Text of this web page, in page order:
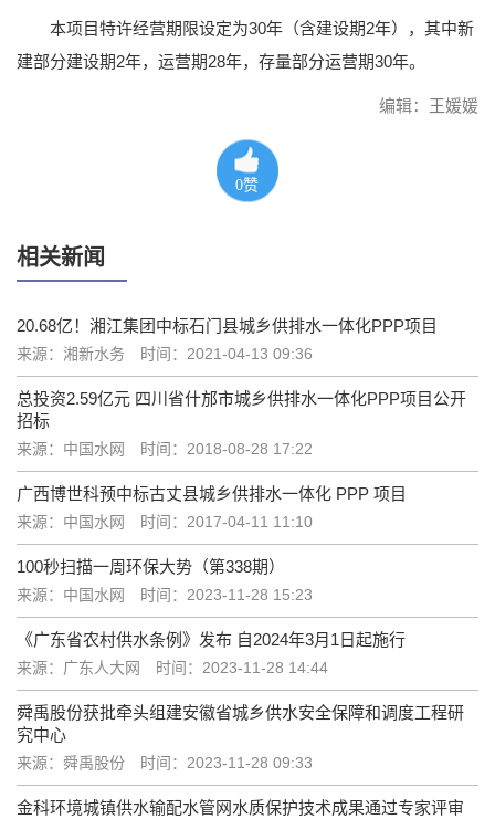
本项目特许经营期限设定为30年（含建设期2年），其中新
建部分建设期2年，运营期28年，存量部分运营期30年。
编辑：王媛媛
0赞
相关新闻
20.68亿！湘江集团中标石门县城乡供排水一体化PPP项目
来源：湘新水务 时间：2021-04-13 09:36
总投资2.59亿元 四川省什邡市城乡供排水一体化PPP项目公开
招标
来源：中国水网 时间：2018-08-28 17:22
广西博世科预中标古丈县城乡供排水一体化 PPP 项目
来源：中国水网 时间：2017-04-11 11:10
100秒扫描一周环保大势（第338期）
来源：中国水网 时间：2023-11-28 15:23
《广东省农村供水条例》发布 自2024年3月1日起施行
来源：广东人大网 时间：2023-11-28 14:44
舜禹股份获批牵头组建安徽省城乡供水安全保障和调度工程研
究中心
来源：舜禹股份 时间：2023-11-28 09:33
金科环境城镇供水输配水管网水质保护技术成果通过专家评审